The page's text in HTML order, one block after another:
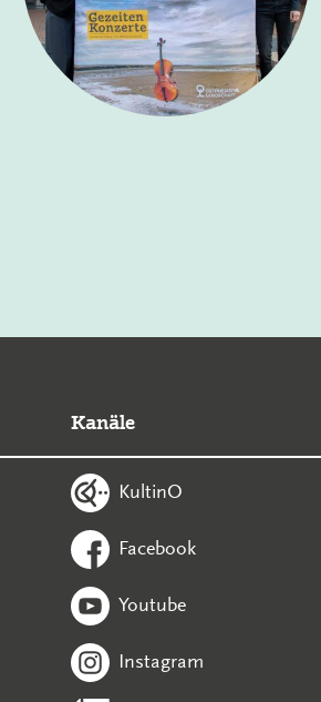
Kanäle
KultinO
Facebook
Youtube
Instagram